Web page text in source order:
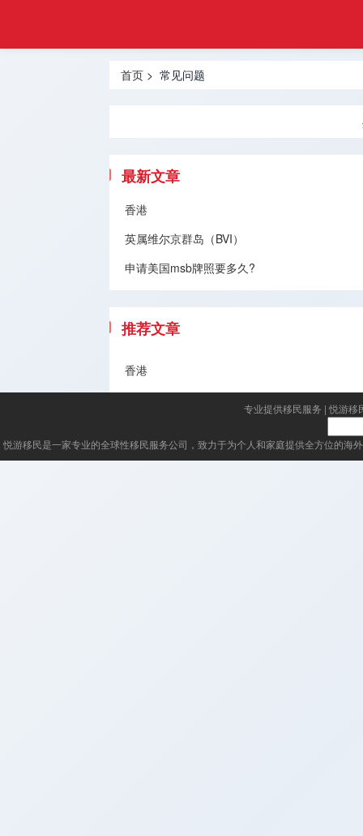
移民
创业移民
买房移民
技术移民
移民问题
留学服务
首页 > 常见问题
最新文章
香港
英属维尔京群岛（BVI）
申请美国msb牌照要多久?
推荐文章
香港
专业提供移民服务 | 悦游移
悦游移民是一家专业的全球性移民服务公司，致力于为个人和家庭提供全方位的